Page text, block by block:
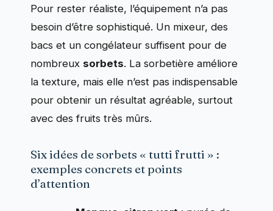
Pour rester réaliste, l’équipement n’a pas
besoin d’être sophistiqué. Un mixeur, des
bacs et un congélateur suffisent pour de
nombreux sorbets. La sorbetière améliore
la texture, mais elle n’est pas indispensable
pour obtenir un résultat agréable, surtout
avec des fruits très mûrs.
Six idées de sorbets « tutti frutti » :
exemples concrets et points
d’attention